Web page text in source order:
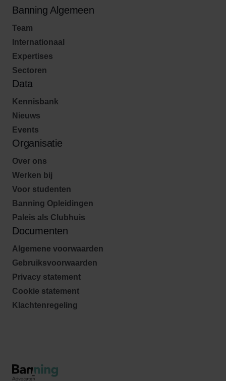
Banning Algemeen
Team
Internationaal
Expertises
Sectoren
Data
Kennisbank
Nieuws
Events
Organisatie
Over ons
Werken bij
Voor studenten
Banning Opleidingen
Paleis als Clubhuis
Documenten
Algemene voorwaarden
Gebruiksvoorwaarden
Privacy statement
Cookie statement
Klachtenregeling